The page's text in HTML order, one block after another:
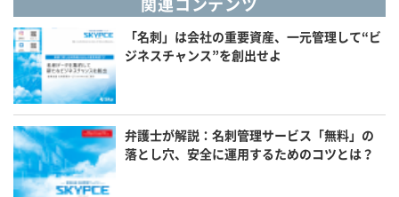
「名刺」は会社の重要資産、一元管理して“ビ
ジネスチャンス”を創出せよ
弁護士が解説：名刺管理サービス「無料」の
落とし穴、安全に運用するためのコツとは？